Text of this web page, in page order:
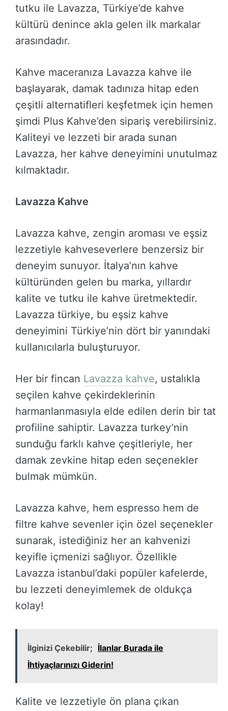
tutku ile Lavazza, Türkiye’de kahve
kültürü denince akla gelen ilk markalar
arasındadır.
Kahve maceranıza Lavazza kahve ile
başlayarak, damak tadınıza hitap eden
çeşitli alternatifleri keşfetmek için hemen
şimdi Plus Kahve’den sipariş verebilirsiniz.
Kaliteyi ve lezzeti bir arada sunan
Lavazza, her kahve deneyimini unutulmaz
kılmaktadır.
Lavazza Kahve
Lavazza kahve, zengin aroması ve eşsiz
lezzetiyle kahveseverlere benzersiz bir
deneyim sunuyor. İtalya’nın kahve
kültüründen gelen bu marka, yıllardır
kalite ve tutku ile kahve üretmektedir.
Lavazza türkiye, bu eşsiz kahve
deneyimini Türkiye’nin dört bir yanındaki
kullanıcılarla buluşturuyor.
Her bir fincan Lavazza kahve, ustalıkla
seçilen kahve çekirdeklerinin
harmanlanmasıyla elde edilen derin bir tat
profiline sahiptir. Lavazza turkey’nin
sunduğu farklı kahve çeşitleriyle, her
damak zevkine hitap eden seçenekler
bulmak mümkün.
Lavazza kahve, hem espresso hem de
filtre kahve sevenler için özel seçenekler
sunarak, istediğiniz her an kahvenizi
keyifle içmenizi sağlıyor. Özellikle
Lavazza istanbul’daki popüler kafelerde,
bu lezzeti deneyimlemek de oldukça
kolay!
İlginizi Çekebilir; İlanlar Burada ile
İhtiyaçlarınızı Giderin!
Kalite ve lezzetiyle ön plana çıkan